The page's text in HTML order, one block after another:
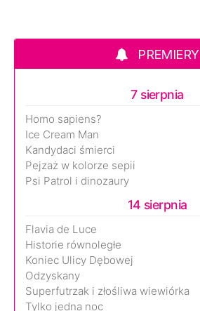
PREMIERY
7 sierpnia
Homo sapiens?
Ice Cream Man
Kandydaci śmierci
Pejzaż w kolorze sepii
Psi Patrol i dinozaury
14 sierpnia
Flavia de Luce
Historie równoległe
Koniec Ulicy Dębowej
Odzyskany
Superfutrzak i złośliwa wiewiórka
Tylko jedna noc